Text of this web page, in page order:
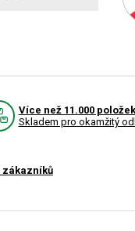
Více než 11.000 položek
Skladem pro okamžitý
zákazníků